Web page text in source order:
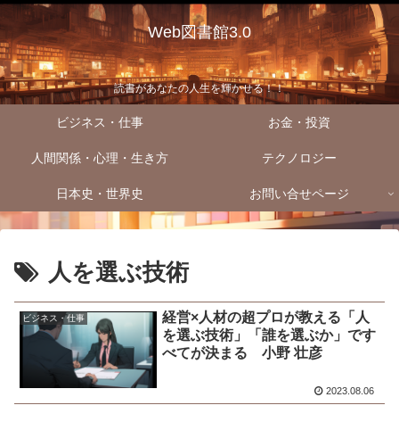
Web図書館3.0
読書があなたの人生を輝かせる！！
ビジネス・仕事 お金・投資
人間関係・心理・生き方 テクノロジー
日本史・世界史 お問い合せページ
人を選ぶ技術
ビジネス・仕事
経営×人材の超プロが教える「人
を選ぶ技術」「誰を選ぶか」です
べてが決まる 小野 壮彦
2023.08.06